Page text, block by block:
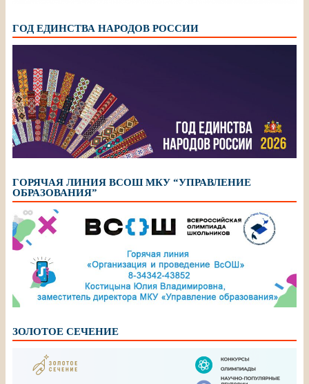
ГОД ЕДИНСТВА НАРОДОВ РОССИИ
ГОРЯЧАЯ ЛИНИЯ ВСОШ МКУ “УПРАВЛЕНИЕ
ОБРАЗОВАНИЯ”
ЗОЛОТОЕ СЕЧЕНИЕ